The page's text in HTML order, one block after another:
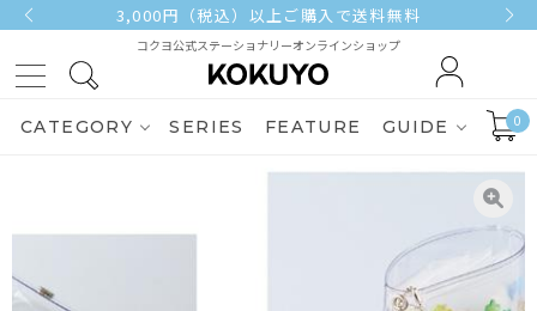
3,000円（税込）以上ご購入で送料無料
コクヨ公式ステーショナリーオンラインショップ
CATEGORY SERIES FEATURE GUIDE 0